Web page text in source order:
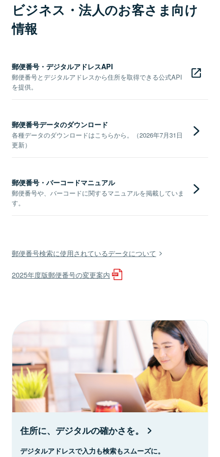
ビジネス・法人のお客さま向け
情報
郵便番号・デジタルアドレスAPI
郵便番号とデジタルアドレスから住所を取得できる公式API
を提供。
郵便番号データのダウンロード
各種データのダウンロードはこちらから。（2026年7月31日
更新）
郵便番号・バーコードマニュアル
郵便番号や、バーコードに関するマニュアルを掲載していま
す。
郵便番号検索に使用されているデータについて
2025年度版郵便番号の変更案内
住所に、デジタルの確かさを。
デジタルアドレスで入力も検索もスムーズに。